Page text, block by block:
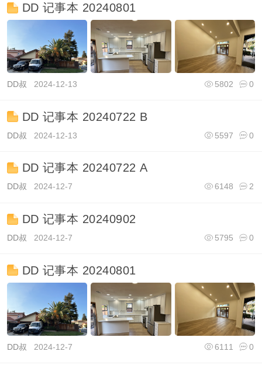
DD 记事本 20240801
DD叔 2024-12-13 0
5802
DD 记事本 20240722 B
DD叔 2024-12-13 0
5597
DD 记事本 20240722 A
DD叔 2024-12-7 2
6148
DD 记事本 20240902
DD叔 2024-12-7 0
5795
DD 记事本 20240801
DD叔 2024-12-7 0
6111